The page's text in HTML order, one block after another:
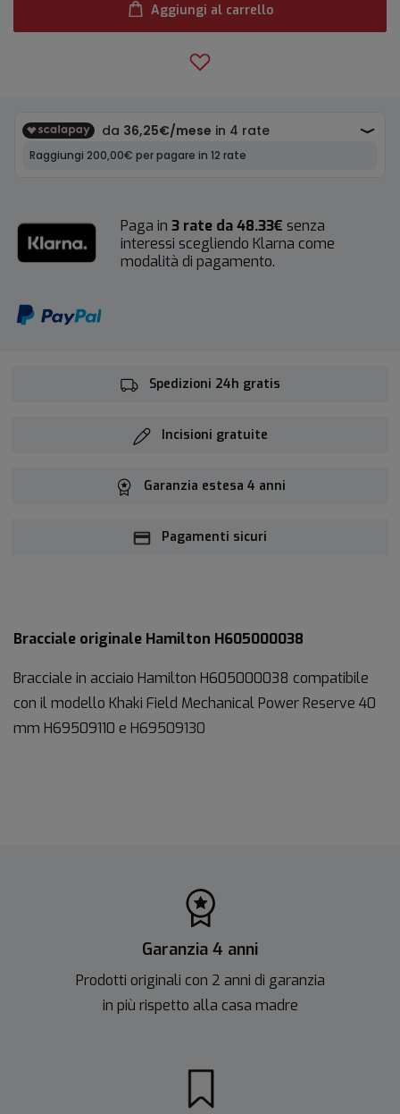
Aggiungi al carrello
Paga in 3 rate da 48.33€ senza
interessi scegliendo Klarna come
modalità di pagamento.
Spedizioni 24h gratis
Incisioni gratuite
Garanzia estesa 4 anni
Pagamenti sicuri
Bracciale originale Hamilton H605000038
Bracciale in acciaio Hamilton H605000038 compatibile
con il modello Khaki Field Mechanical Power Reserve 40
mm H69509110 e H69509130
Garanzia 4 anni
Prodotti originali con 2 anni di garanzia
in più rispetto alla casa madre